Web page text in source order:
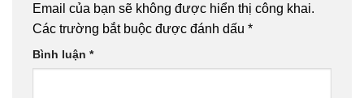
Email của bạn sẽ không được hiển thị công khai.
Các trường bắt buộc được đánh dấu *
Bình luận *